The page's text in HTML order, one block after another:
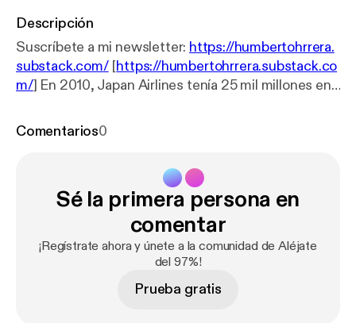
Descripción
Suscríbete a mi newsletter: https://humbertohrrera.
substack.com/[https://humbertohrrera.substack.co
m/] En 2010, Japan Airlines tenía 25 mil millones en
experiencia en aviación que además se negó a
exactamente qué hizo, en qué orden, y qué parte de
eso puedes implementar hoy en tu negocio.
Comentarios0
Sé la primera persona en
comentar
¡Regístrate ahora y únete a la comunidad de Aléjate
del 97%!
Prueba gratis